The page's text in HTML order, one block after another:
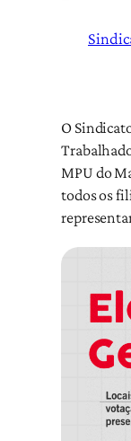
O
MPU do
todos os